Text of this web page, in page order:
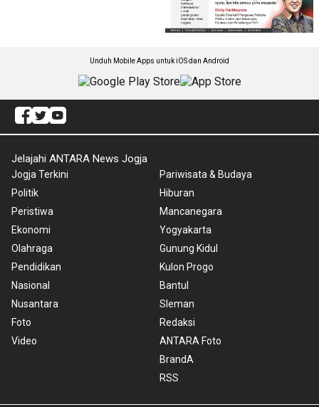
Unduh Mobile Apps untuk iOS dan Android
Jelajahi ANTARA News Jogja
Jogja Terkini
Politik
Peristiwa
Ekonomi
Olahraga
Pendidikan
Nasional
Nusantara
Foto
Video
Pariwisata & Budaya
Hiburan
Mancanegara
Yogyakarta
Gunung Kidul
Kulon Progo
Bantul
Sleman
Redaksi
ANTARA Foto
BrandA
RSS